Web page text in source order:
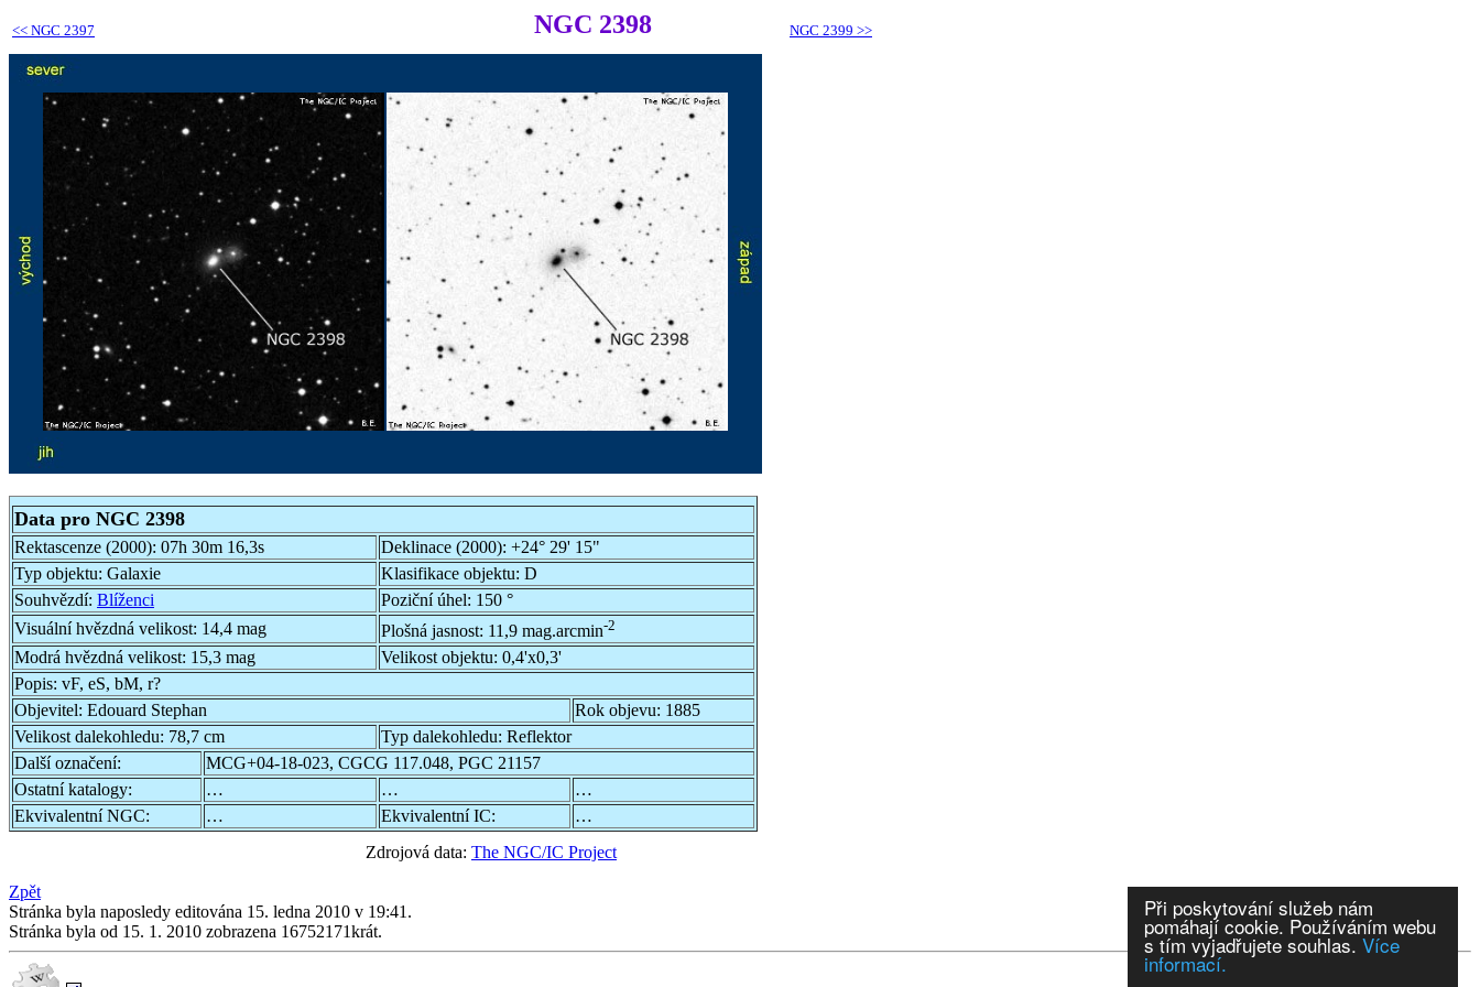
Při poskytování služeb nám
pomáhají cookie. Používáním webu
s tím vyjadřujete souhlas. Více
informací.
<< NGC 2397 NGC 2398 NGC 2399 >>
Data pro NGC 2398
Rektascenze (2000): 07h 30m 16,3s Deklinace (2000): +24° 29' 15"
Typ objektu: Galaxie Klasifikace objektu: D
Souhvězdí: Blíženci Poziční úhel: 150 °
Visuální hvězdná velikost: 14,4 mag Plošná jasnost: 11,9 mag.arcmin-2
Modrá hvězdná velikost: 15,3 mag Velikost objektu: 0,4'x0,3'
Popis: vF, eS, bM, r?
Objevitel: Edouard Stephan Rok objevu: 1885
Velikost dalekohledu: 78,7 cm Typ dalekohledu: Reflektor
Další označení:
MCG+04-18-023, CGCG 117.048, PGC 21157
Ostatní katalogy:
… …
…
Ekvivalentní NGC:
… Ekvivalentní IC:
…
Zdrojová data: The NGC/IC Project
Zpět
Stránka byla naposledy editována 15. ledna 2010 v 19:41.
Stránka byla od 15. 1. 2010 zobrazena 16752171krát.